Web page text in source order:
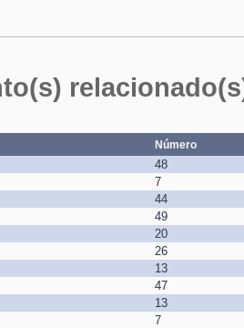
Número
48
7
44
49
20
26
13
47
13
7